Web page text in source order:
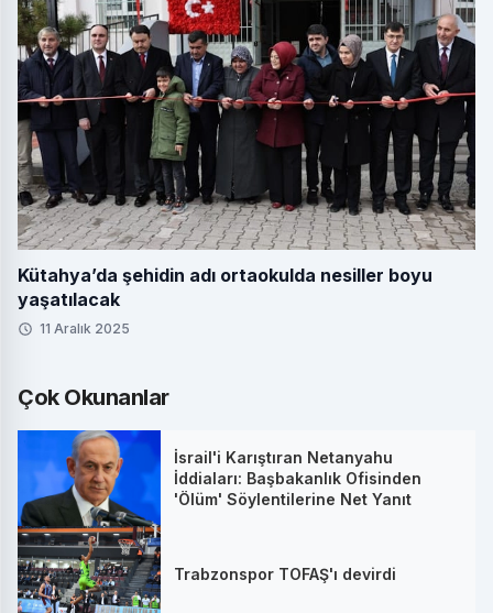
Kütahya’da şehidin adı ortaokulda nesiller boyu
yaşatılacak
11 Aralık 2025
Çok Okunanlar
İsrail'i Karıştıran Netanyahu
İddiaları: Başbakanlık Ofisinden
'Ölüm' Söylentilerine Net Yanıt
Trabzonspor TOFAŞ'ı devirdi